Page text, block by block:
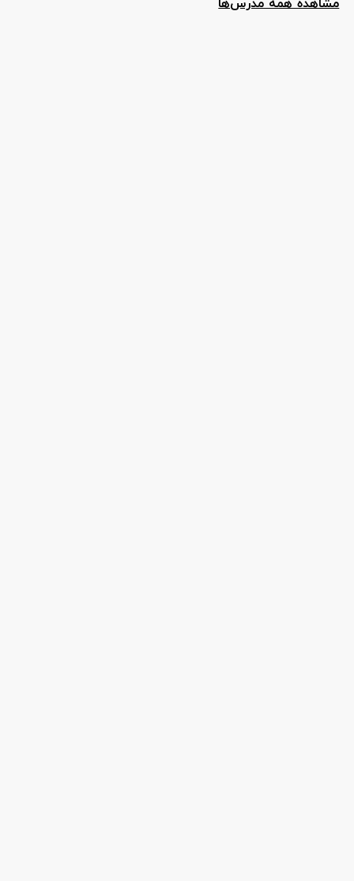
آنلاین رزرو کنید.
مشاهده همه مدرس‌ها